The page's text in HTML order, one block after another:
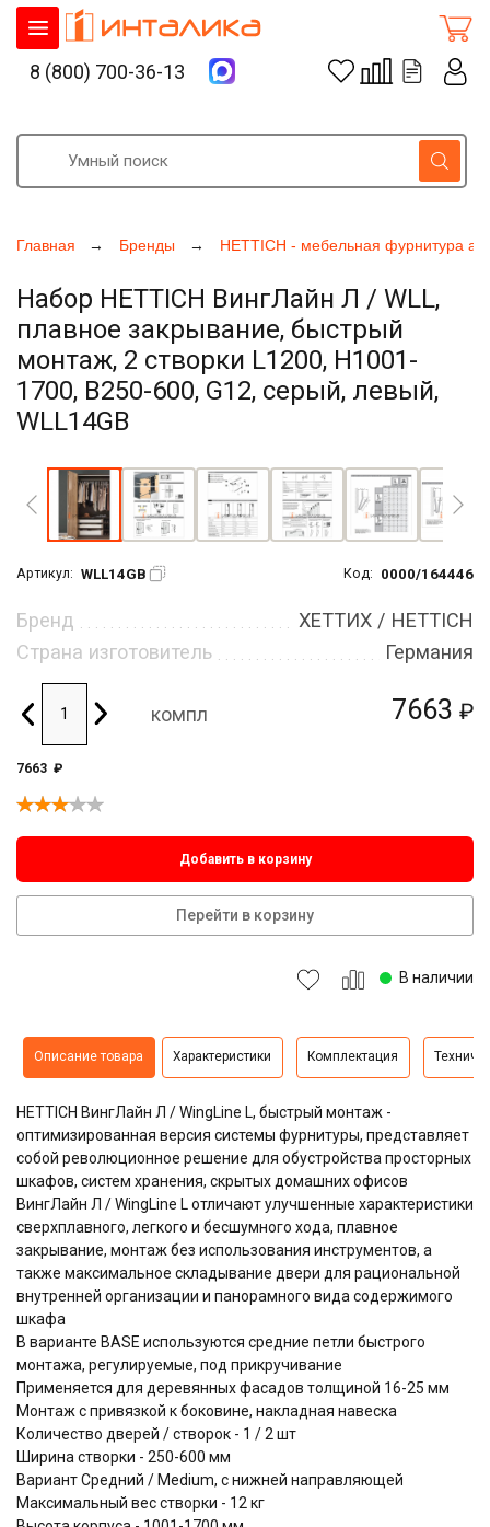
Главная Бренды HETTICH - мебельная фурнитура
Набор HETTICH ВингЛайн Л / WLL,
плавное закрывание, быстрый
монтаж, 2 створки L1200, H1001-
1700, B250-600, G12, серый, левый,
WLL14GB
Артикул: WLL14GB Код: 0000/164446
7663 ₽
Бренд
ХЕТТИХ / HETTICH
Страна изготовитель
Германия
компл
7663 ₽
Добавить в корзину
Перейти в корзину
В наличии
Описание товара Характеристики Комплектация
HETTICH ВингЛайн Л / WingLine L, быстрый монтаж -
оптимизированная версия системы фурнитуры, представляет
собой революционное решение для обустройства просторных
шкафов, систем хранения, скрытых домашних офисов
ВингЛайн Л / WingLine L отличают улучшенные характеристики
сверхплавного, легкого и бесшумного хода, плавное
закрывание, монтаж без использования инструментов, а
также максимальное складывание двери для рациональной
внутренней организации и панорамного вида содержимого
шкафа
В варианте BASE используются средние петли быстрого
монтажа, регулируемые, под прикручивание
Применяется для деревянных фасадов толщиной 16-25 мм
Монтаж с привязкой к боковине, накладная навеска
Количество дверей / створок - 1 / 2 шт
Ширина створки - 250-600 мм
Вариант Средний / Medium, c нижней направляющей
Максимальный вес створки - 12 кг
8 (800) 700-36-13